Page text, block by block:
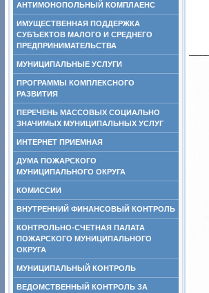
АНТИМОНОПОЛЬНЫЙ КОМПЛАЕНС
ИМУЩЕСТВЕННАЯ ПОДДЕРЖКА
СУБЪЕКТОВ МАЛОГО И СРЕДНЕГО
ПРЕДПРИНИМАТЕЛЬСТВА
МУНИЦИПАЛЬНЫЕ УСЛУГИ
ПРОГРАММЫ КОМПЛЕКСНОГО
РАЗВИТИЯ
ПЕРЕЧЕНЬ МАССОВЫХ СОЦИАЛЬНО
ЗНАЧИМЫХ МУНИЦИПАЛЬНЫХ УСЛУГ
ИНТЕРНЕТ ПРИЕМНАЯ
ДУМА ПОЖАРСКОГО
МУНИЦИПАЛЬНОГО ОКРУГА
КОМИССИИ
ВНУТРЕННИЙ ФИНАНСОВЫЙ КОНТРОЛЬ
КОНТРОЛЬНО-СЧЕТНАЯ ПАЛАТА
ПОЖАРСКОГО МУНИЦИПАЛЬНОГО
ОКРУГА
МУНИЦИПАЛЬНЫЙ КОНТРОЛЬ
ВЕДОМСТВЕННЫЙ КОНТРОЛЬ ЗА